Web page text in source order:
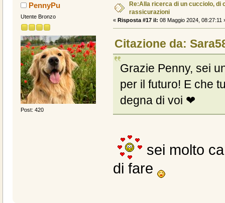
PennyPu
Utente Bronzo
Post: 420
Re:Alla ricerca di un cucciolo, di
rassicurazioni
« Risposta #17 il: 08 Maggio 2024, 08:27:11
Citazione da:
Grazie Penny, sei
per il futuro! E che
degna di voi ❤
sei molto
di fare